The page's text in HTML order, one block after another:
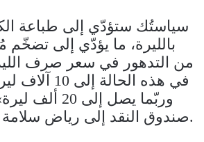
بالليرة، ما يؤدّي إلى تضخّم
من التدهور في سعر صرف
في هذه الحالة
وربّما يصل إلى
صندوق النقد إلى رياض سلامة في 28 أيار 2020.